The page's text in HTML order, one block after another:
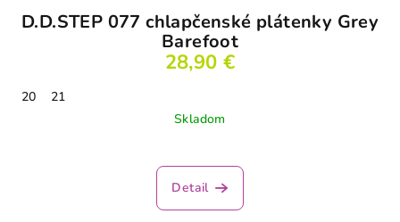
D.D.STEP 077 chlapčenské plátenky Grey
Barefoot
28,90 €
20
21
Skladom
Detail